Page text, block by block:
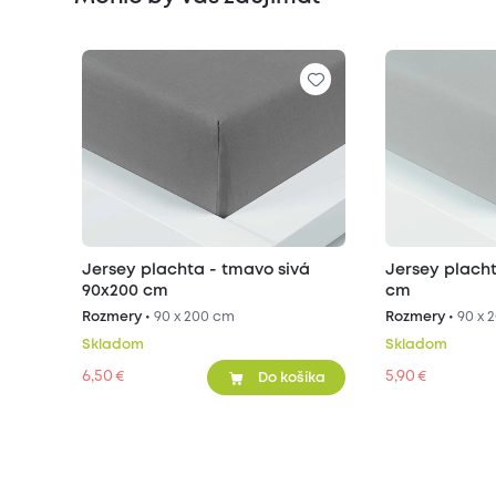
Jersey plachta - tmavo sivá
90x200 cm
Rozmery •90 x 200 cm
Skladom
6,50 € Do košíka
Jersey
cm
Rozmery • 90 x
Skladom
5,90 €